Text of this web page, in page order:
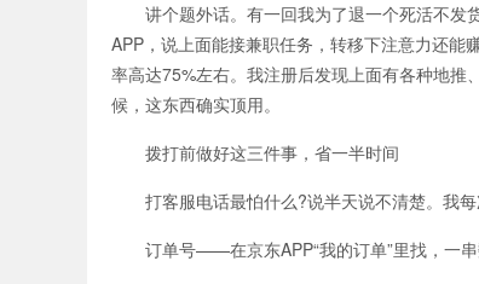
讲个题外话。有一回我为了退一个死活不发
APP，说上面能接兼职任务，转移下注意力还
率高达75%左右。我注册后发现上面有各种地
候，这东西确实顶用。
拨打前做好这三件事，省一半时间
打客服电话最怕什么?说半天说不清楚。我每
订单号——在京东APP“我的订单”里找，一串